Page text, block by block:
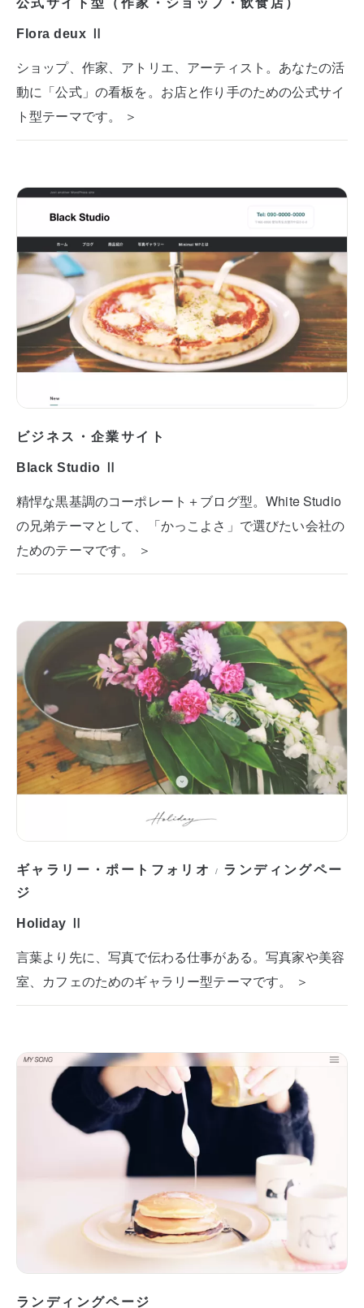
Flora deux Ⅱ
ショップ、作家、アトリエ、アーティスト。あなたの活
動に「公式」の看板を。お店と作り手のための公式サイ
ト型テーマです。 ＞
ビジネス・企業サイト
Black Studio Ⅱ
精悍な黒基調のコーポレート＋ブログ型。White Studio
の兄弟テーマとして、「かっこよさ」で選びたい会社の
ためのテーマです。 ＞
ギャラリー・ポートフォリオ / ランディングペー
ジ
Holiday Ⅱ
言葉より先に、写真で伝わる仕事がある。写真家や美容
室、カフェのためのギャラリー型テーマです。 ＞
ランディングページ